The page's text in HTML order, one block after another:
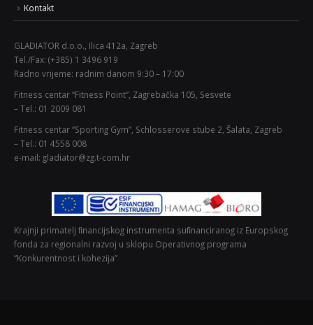
Kontakt
GLADIATOR d.o.o., Ilica 412a, Zagreb
Tel./Fax: (+385) 1 3496 919
Radno vrijeme: radnim danom 9:30 – 17:00
Fitness centar “Fitness Point”, Zagrebačka 105, Sesvete
– Tel.: 01 2009 081
Fitness centar “Sporting Gym”, Schlosserove stube 2, Šalata, Zagreb
– Tel.: 01 4558 008
e-mail: gladiator@zg.t-com.hr
Krajnji primatelj ﬁnancijskog instrumenta suﬁnanciranog iz Europskog
fonda za regionalni razvoj u sklopu Operativnog programa
“Konkurentnost i kohezija”